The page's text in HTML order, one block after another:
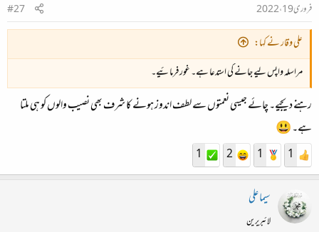
فروری 19، 2022
#27
علی وقار نے کہا:
مراسلہ واپس لیے جانے کی استدعا ہے۔ غور فرمائیے۔
رہنے دیجیے۔ چائے جیسی نعمتوں سے لطف اندوز ہونے کا شرف بھی نصیب والوں کو ہی ملتا
ہے۔ 😃
1
1
2
1
سیما علی
لائبریرین